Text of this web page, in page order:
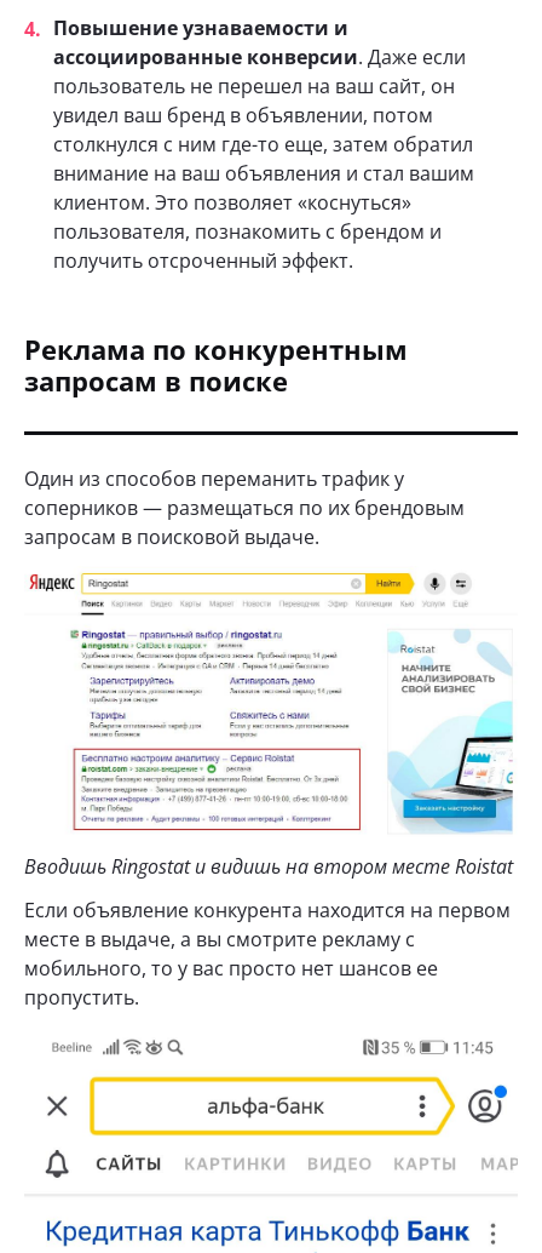
Повышение узнаваемости и
ассоциированные конверсии. Даже если
пользователь не перешел на ваш сайт, он
увидел ваш бренд в объявлении, потом
столкнулся с ним где-то еще, затем обратил
внимание на ваш объявления и стал вашим
клиентом. Это позволяет «коснуться»
пользователя, познакомить с брендом и
получить отсроченный эффект.
Реклама по конкурентным
запросам в поиске
Один из способов переманить трафик у
соперников — размещаться по их брендовым
запросам в поисковой выдаче.
Вводишь Ringostat и видишь на втором месте Roistat
Если объявление конкурента находится на первом
месте в выдаче, а вы смотрите рекламу с
мобильного, то у вас просто нет шансов ее
пропустить.